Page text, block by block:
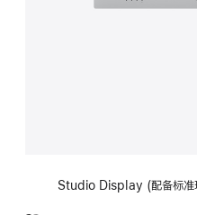
Studio Display (配备标准